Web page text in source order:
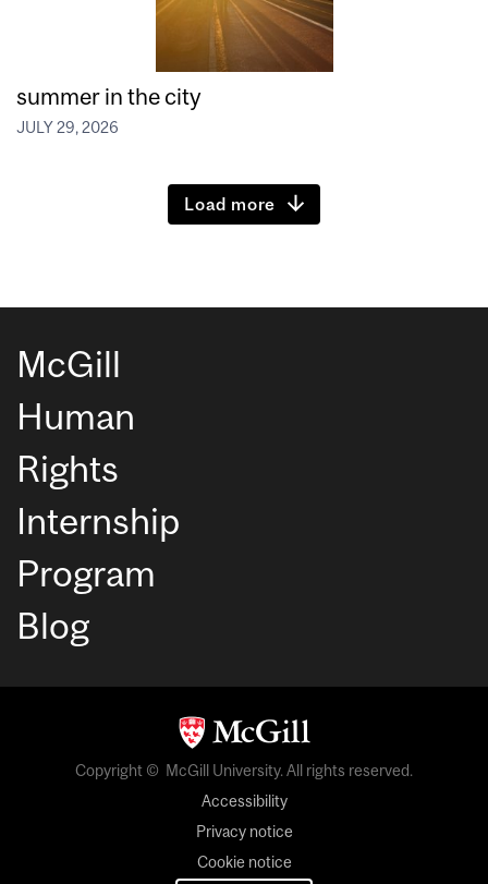
summer in the city
JULY 29, 2026
Load more
McGill
Human
Rights
Internship
Program
Blog
Copyright © McGill University. All rights reserved.
Accessibility
Privacy notice
Cookie notice